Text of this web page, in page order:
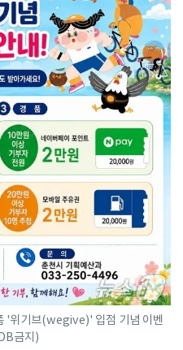
'위기브(wegive)' 입점 기념 이벤
금지)